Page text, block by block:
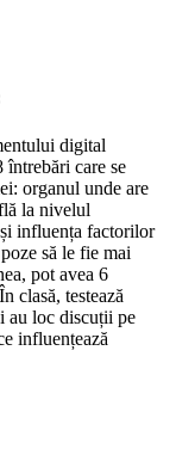
digital
care se
organul unde are
la nivelul
influența factorilor
să le fie mai
pot avea 6
clasă, testează
au loc discuții pe
influențează